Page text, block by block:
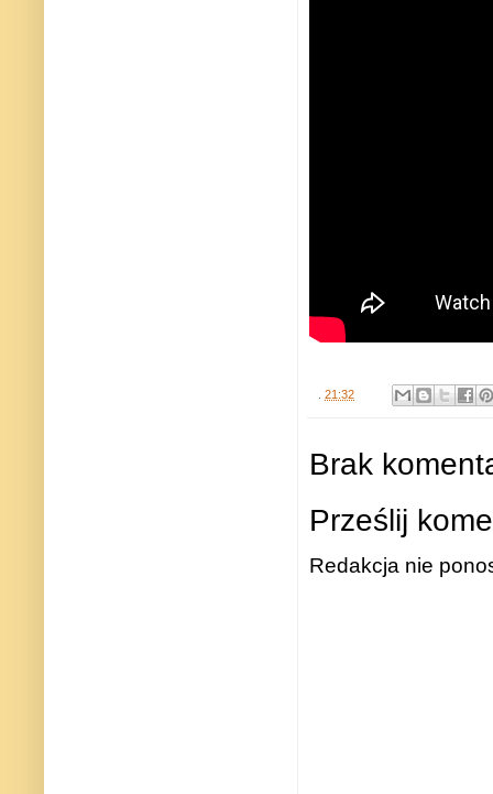
21:32
Brak
Prześlij
Redakcja nie